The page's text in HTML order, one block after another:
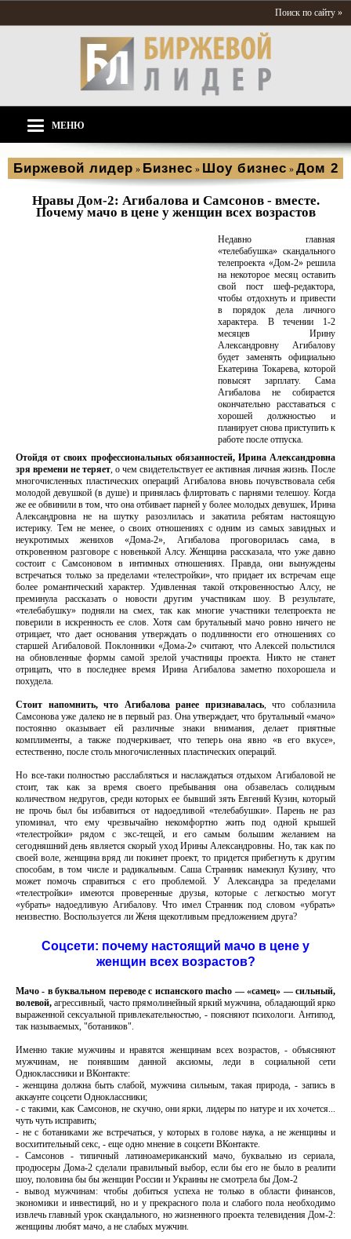
Поиск по сайту »
МЕНЮ
Биржевой лидер » Бизнес » Шоу бизнес » Дом 2
Нравы Дом-2: Агибалова и Самсонов - вместе.
Почему мачо в цене у женщин всех возрастов
Недавно главная
«телебабушка» скандального
телепроекта «Дом-2» решила
на некоторое месяц оставить
свой пост шеф-редактора,
чтобы отдохнуть и привести
в порядок дела личного
характера. В течении 1-2
месяцев Ирину
Александровну Агибалову
будет заменять официально
Екатерина Токарева, которой
повысят зарплату. Сама
Агибалова не собирается
окончательно расставаться с
хорошей должностью и
планирует снова приступить к
работе после отпуска.
Отойдя от своих профессиональных обязанностей, Ирина Александровна
зря времени не теряет, о чем свидетельствует ее активная личная жизнь. После
многочисленных пластических операций Агибалова вновь почувствовала себя
молодой девушкой (в душе) и принялась флиртовать с парнями телешоу. Когда
же ее обвинили в том, что она отбивает парней у более молодых девушек, Ирина
Александровна не на шутку разозлилась и закатила ребятам настоящую
истерику. Тем не менее, о своих отношениях с одним из самых завидных и
неукротимых женихов «Дома-2», Агибалова проговорилась сама, в
откровенном разговоре с новенькой Алсу. Женщина рассказала, что уже давно
состоит с Самсоновом в интимных отношениях. Правда, они вынуждены
встречаться только за пределами «телестройки», что придает их встречам еще
более романтический характер. Удивленная такой откровенностью Алсу, не
преминула рассказать о новости другим участникам шоу. В результате,
«телебабушку» подняли на смех, так как многие участники телепроекта не
поверили в искренность ее слов. Хотя сам брутальный мачо ровно ничего не
отрицает, что дает основания утверждать о подлинности его отношениях со
старшей Агибаловой. Поклонники «Дома-2» считают, что Алексей польстился
на обновленные формы самой зрелой участницы проекта. Никто не станет
отрицать, что в последнее время Ирина Агибалова заметно похорошела и
похудела.
Стоит напомнить, что Агибалова ранее признавалась, что соблазнила
Самсонова уже далеко не в первый раз. Она утверждает, что брутальный «мачо»
постоянно оказывает ей различные знаки внимания, делает приятные
комплименты, а также подчеркивает, что теперь она явно «в его вкусе»,
естественно, после столь многочисленных пластических операций.
Но все-таки полностью расслабляться и наслаждаться отдыхом Агибаловой не
стоит, так как за время своего пребывания она обзавелась солидным
количеством недругов, среди которых ее бывший зять Евгений Кузин, который
не прочь был бы избавиться от надоедливой «телебабушки». Парень не раз
упоминал, что ему чрезвычайно некомфортно жить под одной крышей
«телестройки» рядом с экс-тещей, и его самым большим желанием на
сегодняшний день является скорый уход Ирины Александровны. Но, так как по
своей воле, женщина вряд ли покинет проект, то придется прибегнуть к другим
способам, в том числе и радикальным. Саша Странник намекнул Кузину, что
может помочь справиться с его проблемой. У Александра за пределами
«телестройки» имеются проверенные друзья, которые с легкостью могут
«убрать» надоедливую Агибалову. Что имел Странник под словом «убрать»
неизвестно. Воспользуется ли Женя щекотливым предложением друга?
Соцсети: почему настоящий мачо в цене у
женщин всех возрастов?
Мачо - в буквальном переводе с испанского macho — «самец» — сильный,
волевой, агрессивный, часто прямолинейный яркий мужчина, обладающий ярко
выраженной сексуальной привлекательностью, - поясняют психологи. Антипод,
так называемых, "ботаников".
Именно такие мужчины и нравятся женщинам всех возрастов, - объясняют
мужчинам, не понявшим данной аксиомы, леди в социальной сети
Одноклассники и ВКонтакте:
- женщина должна быть слабой, мужчина сильным, такая природа, - запись в
аккаунте соцсети Одноклассники;
- с такими, как Самсонов, не скучно, они ярки, лидеры по натуре и их хочется...
чуть чуть исправить;
- не с ботаниками же встречаться, у которых в голове наука, а не женщины и
восхитительный секс, - еще одно мнение в соцсети ВКонтакте.
- Самсонов - типичный латиноамериканский мачо, буквально из сериала,
продюсеры Дома-2 сделали правильный выбор, если бы его не было в реалити
шоу, половина бы бы женщин России и Украины не смотрела бы Дом-2
- вывод мужчинам: чтобы добиться успеха не только в области финансов,
экономики и инвестиций, но и у прекрасного пола и слабого пола необходимо
извлечь главный урок скандального, но жизненного проекта телевидения Дом-2:
женщины любят мачо, а не слабых мужчин.